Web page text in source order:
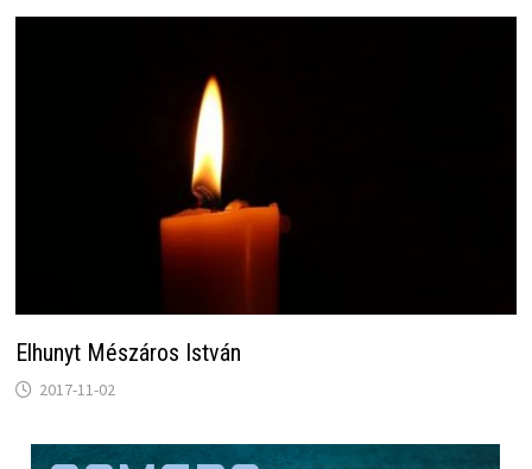
Elhunyt Mészáros István
2017-11-02